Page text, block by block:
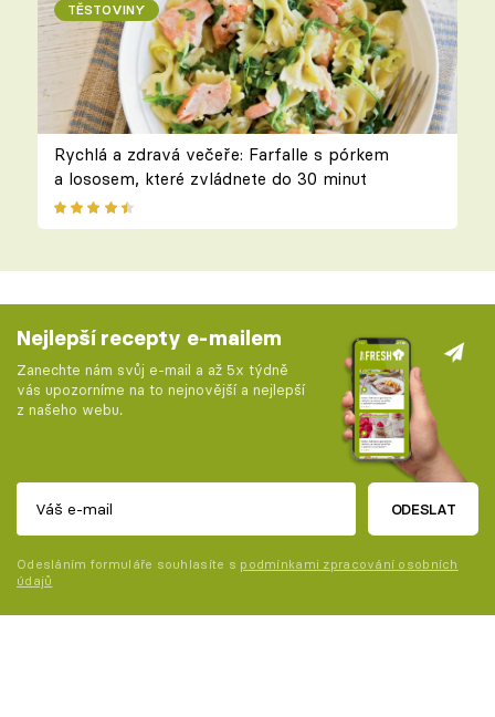
TĚSTOVINY
Rychlá a zdravá večeře: Farfalle s pórkem
a lososem, které zvládnete do 30 minut
Nejlepší recepty e-mailem
Zanechte nám svůj e-mail a až 5x týdně
vás upozorníme na to nejnovější a nejlepší
z našeho webu.
ODESLAT
Odesláním formuláře souhlasíte s podmínkami zpracování osobních
údajů